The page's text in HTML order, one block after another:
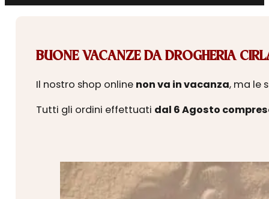
BUONE VACANZE DA DROGHERIA
Il nostro shop online non va in vacanza, ma le
Tutti gli ordini effettuati dal 6 Agosto